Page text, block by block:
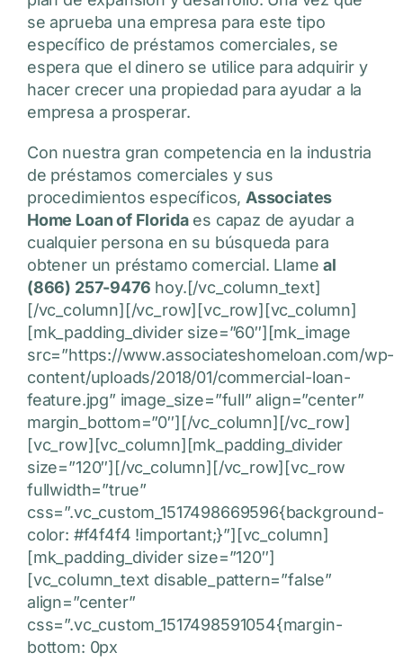
se aprueba una empresa para este tipo
específico de préstamos comerciales, se
espera que el dinero se utilice para adquirir y
hacer crecer una propiedad para ayudar a la
empresa a prosperar.
Con nuestra gran competencia en la industria
de préstamos comerciales y sus
procedimientos específicos, Associates
Home Loan of Floridaes capaz de ayudar a
cualquier persona en su búsqueda para
obtener un préstamo comercial. Llameal
(866) 257-9476 hoy.[/vc_column_text]
[/vc_column][/vc_row][vc_row][vc_column]
[mk_padding_divider size=”60″][mk_image
src=”https://www.associateshomeloan.com/wp-
content/uploads/2018/01/commercial-loan-
feature.jpg” image_size=”full” align=”center”
margin_bottom=”0″][/vc_column][/vc_row]
[vc_row][vc_column][mk_padding_divider
size=”120″][/vc_column][/vc_row][vc_row
fullwidth=”true”
css=”.vc_custom_1517498669596{background-
color: #f4f4f4 !important;}”][vc_column]
[mk_padding_divider size=”120″]
[vc_column_text disable_pattern=”false”
align=”center”
css=”.vc_custom_1517498591054{margin-
bottom: 0px